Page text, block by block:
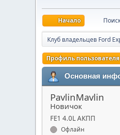
Начало
Клуб владельцев Ford
Профиль пользователя
Основная
PavlinMavlin
Новичок
FE1 4.0L АКПП
Офлайн